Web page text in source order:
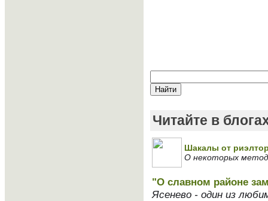
Читайте в
Шакалы от
О некоторых
"О славном районе
Ясенево - один из